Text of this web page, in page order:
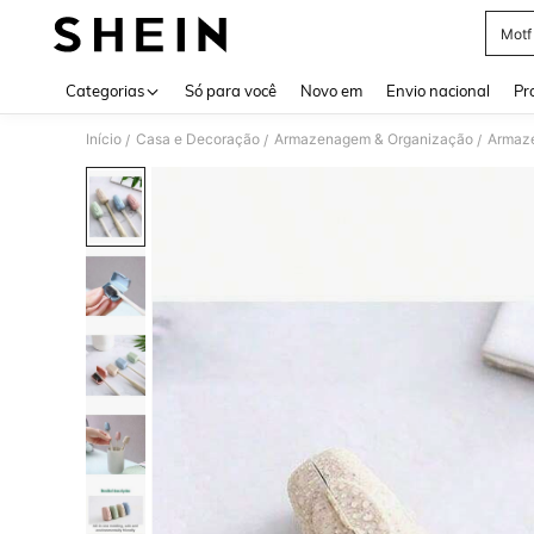
Motf
Categorias Só para você Novo em Envio nacional
Início / Casa e Decoração / Armazenagem & Organização /